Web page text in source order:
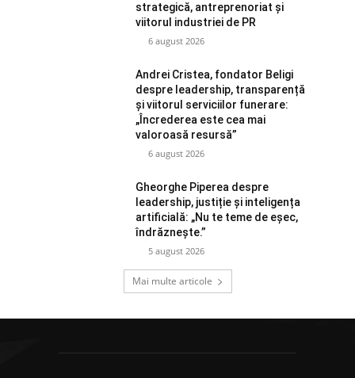
strategică, antreprenoriat și
viitorul industriei de PR
6 august 2026
Andrei Cristea, fondator Beligi
despre leadership, transparență
și viitorul serviciilor funerare:
„Încrederea este cea mai
valoroasă resursă”
6 august 2026
Gheorghe Piperea despre
leadership, justiție și inteligența
artificială: „Nu te teme de eșec,
îndrăznește.”
5 august 2026
Mai multe articole